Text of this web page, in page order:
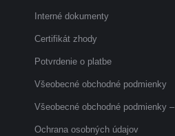
in
new
in
new
in
new
Interné dokumenty
Certifikát zhody
Potvrdenie o platbe
Všeobecné obchodné podmienky
Všeobecné obchodné podmienky
Ochrana osobných údajov